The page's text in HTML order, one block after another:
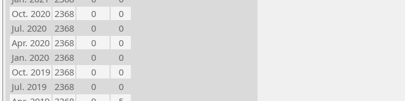
Oct. 2020 2368 0
0
Jul. 2020
2368 0
0
Apr. 2020 2368 0
0
Jan. 2020 2368 0
0
Oct. 2019 2368 0
0
Jul. 2019
2368 0
0